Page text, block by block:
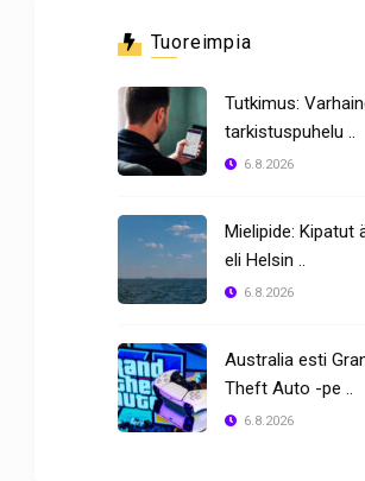
Tuoreimpia
Tutkimus:
tarkistuspuhelu ..
6.8.2026
Mielipide: Kipatut
eli Helsin ..
6.8.2026
Australia esti
Theft Auto -pe ..
6.8.2026